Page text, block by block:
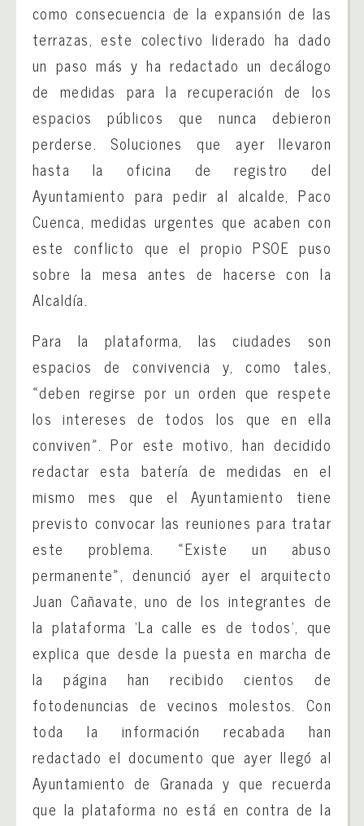
como consecuencia de la expansión de las
terrazas, este colectivo liderado ha dado
un paso más y ha redactado un decálogo
de medidas para la recuperación de los
espacios públicos que nunca debieron
perderse. Soluciones que ayer llevaron
hasta la oficina de registro del
Ayuntamiento para pedir al alcalde, Paco
Cuenca, medidas urgentes que acaben con
este conflicto que el propio PSOE puso
sobre la mesa antes de hacerse con la
Alcaldía.
Para la plataforma, las ciudades son
espacios de convivencia y, como tales,
«deben regirse por un orden que respete
los intereses de todos los que en ella
conviven». Por este motivo, han decidido
redactar esta batería de medidas en el
mismo mes que el Ayuntamiento tiene
previsto convocar las reuniones para tratar
este problema. «Existe un abuso
permanente», denunció ayer el arquitecto
Juan Cañavate, uno de los integrantes de
la plataforma ‘La calle es de todos’, que
explica que desde la puesta en marcha de
la página han recibido cientos de
fotodenuncias de vecinos molestos. Con
toda la información recabada han
redactado el documento que ayer llegó al
Ayuntamiento de Granada y que recuerda
que la plataforma no está en contra de la